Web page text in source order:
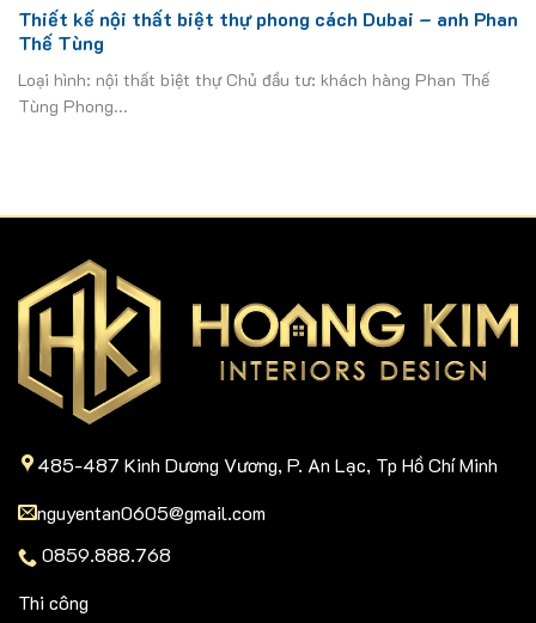
Thiết kế nội thất biệt thự phong cách Dubai – anh Phan
Thế Tùng
Loại hình: nội thất biệt thự Chủ đầu tư: khách hàng Phan Thế
Tùng Phong...
485-487 Kinh Dương Vương, P. An Lạc, Tp Hồ Chí Minh
nguyentan0605@gmail.com
0859.888.768
Thi công